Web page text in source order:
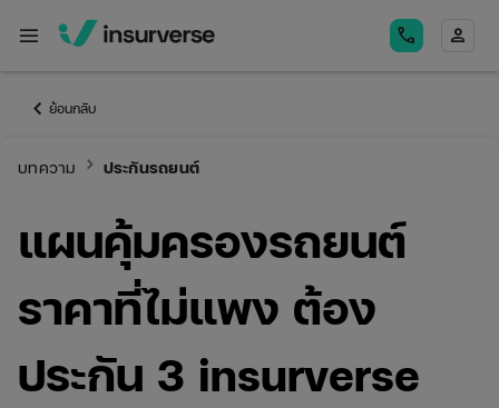
menu call person
keyboard_arrow_left ย้อนกลับ
บทความ keyboard_arrow_right ประกันรถยนต์
แผนคุ้มครองรถยนต์
ราคาที่ไม่แพง ต้อง
ประกัน 3 insurverse